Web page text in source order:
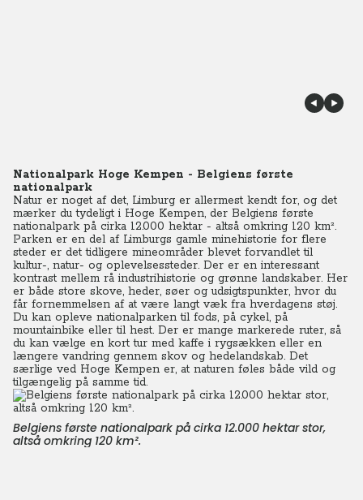
Nationalpark Hoge Kempen - Belgiens første
nationalpark
Natur er noget af det, Limburg er allermest kendt for, og det
mærker du tydeligt i Hoge Kempen, der Belgiens første
nationalpark på cirka 12.000 hektar - altså omkring 120 km².
Parken er en del af Limburgs gamle minehistorie for flere
steder er det tidligere mineområder blevet forvandlet til
kultur-, natur- og oplevelsessteder. Der er en interessant
kontrast mellem rå industrihistorie og grønne landskaber. Her
er både store skove, heder, søer og udsigtspunkter, hvor du
får fornemmelsen af at være langt væk fra hverdagens støj.
Du kan opleve nationalparken til fods, på cykel, på
mountainbike eller til hest. Der er mange markerede ruter, så
du kan vælge en kort tur med kaffe i rygsækken eller en
længere vandring gennem skov og hedelandskab. Det
særlige ved Hoge Kempen er, at naturen føles både vild og
tilgængelig på samme tid.
Belgiens første nationalpark på cirka 12.000 hektar stor,
altså omkring 120 km².